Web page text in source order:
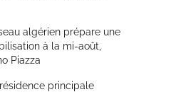
algérien prépare une
à la mi-août,
Piazza
principale